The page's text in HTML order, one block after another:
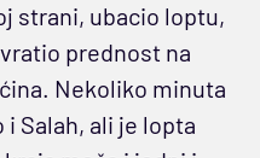
strani, ubacio loptu,
prednost na
Nekoliko minuta
Salah, ali je lopta